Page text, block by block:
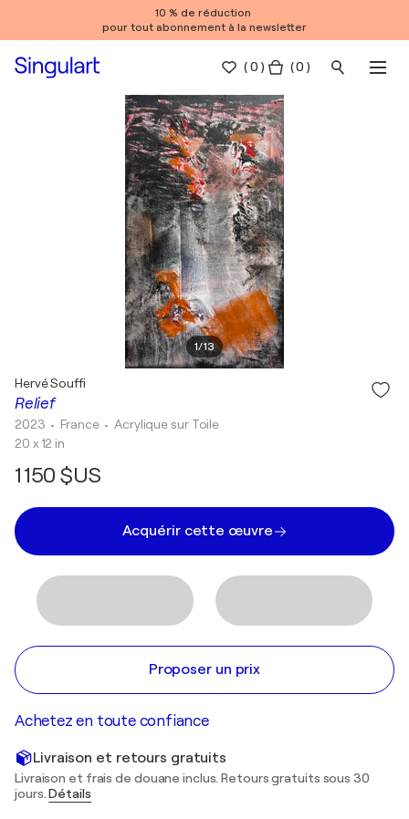
10 % de réduction
pour tout abonnement à la newsletter
(0 ) ( 0 )
1/13
Relief
Hervé Souffi
2023 • France •Acrylique sur Toile
20 x 12 in
1 150 $US
Acquérir cette œuvre
Proposer un prix
Achetez en toute confiance
Livraison et retours gratuits
Livraison et frais de douane inclus. Retours gratuits sous 30
jours.Détails